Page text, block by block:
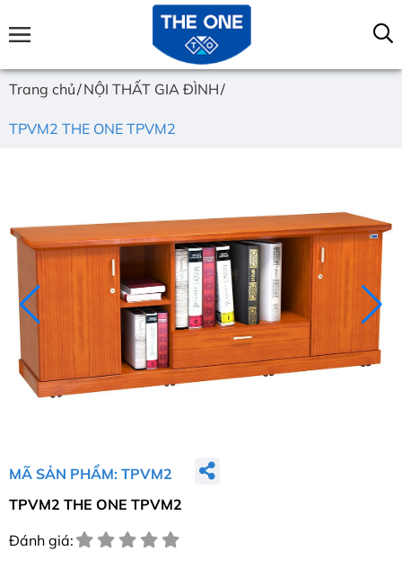
Trang chủ NỘI THẤT GIA ĐÌNH
TPVM2 THE ONE TPVM2
MÃ SẢN PHẨM: TPVM2
TPVM2 THE ONE TPVM2
Đánh giá: